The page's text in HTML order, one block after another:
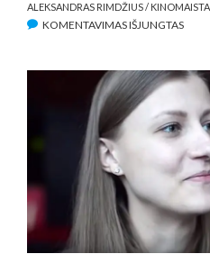
ALEKSANDRAS RIMDŽIUS /
KOMENTAVIMAS IŠJUNGTASĮRAŠE